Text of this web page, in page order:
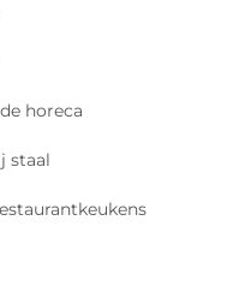
horeca
staal